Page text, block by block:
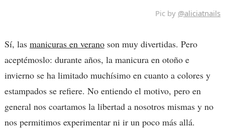
Pic by @aliciatnails
Sí, las manicuras en veranoson muy divertidas. Pero
aceptémoslo: durante años, la manicura en otoño e
invierno se ha limitado muchísimo en cuanto a colores y
estampados se refiere. No entiendo el motivo, pero en
general nos coartamos la libertad a nosotros mismas y no
nos permitimos experimentar ni ir un poco más allá.